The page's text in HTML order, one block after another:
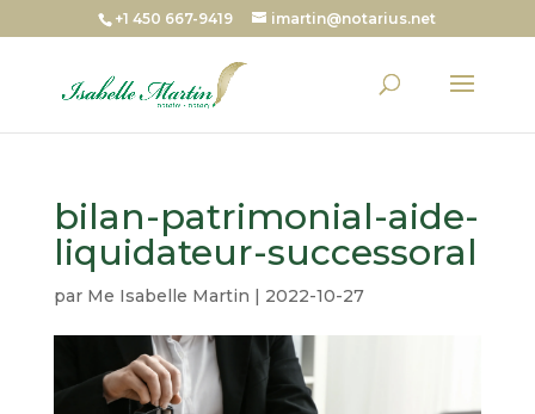
+1 450 667-9419 imartin@notarius.net
bilan-patrimonial-aide-
liquidateur-successoral
par Me Isabelle Martin | 2022-10-27